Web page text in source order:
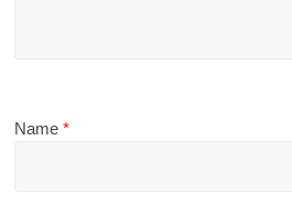
Name*